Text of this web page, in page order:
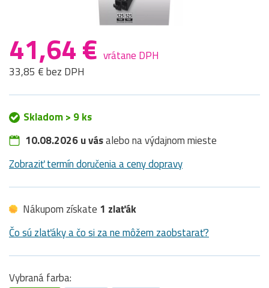
41,64 € vrátane DPH
33,85 € bez DPH
Skladom > 9 ks
10.08.2026 u vásalebo na výdajnom mieste
Zobraziť termín doručenia a ceny dopravy
Nákupom získate 1 zlaťák
Čo sú zlaťáky a čo si za ne môžem zaobstarať?
Vybraná farba: